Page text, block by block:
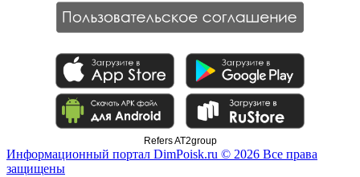
Refers AT2group
Информационный портал DimPoisk.ru © 2026 Все права
защищены